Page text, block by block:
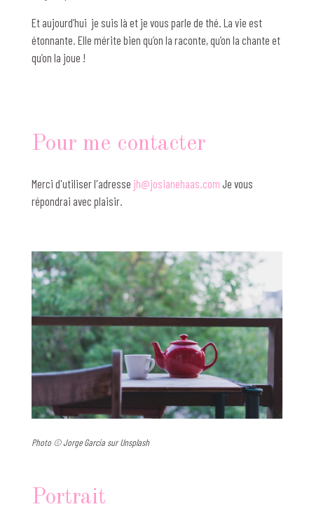
Et aujourd’hui je suis là et je vous parle de thé. La vie est
étonnante. Elle mérite bien qu’on la raconte, qu’on la chante et
qu’on la joue !
Pour me contacter
Merci d'utiliser l'adresse jh@josianehaas.com Je vous
répondrai avec plaisir.
Photo © Jorge Garcia sur Unsplash
Portrait